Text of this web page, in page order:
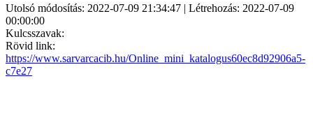
Utolsó módosítás: 2022-07-09 21:34:47 | Létrehozás: 2022-07-09
00:00:00
Kulcsszavak:
Rövid link:
https://www.sarvarcacib.hu/Online_mini_katalogus60ec8d92906a5-
c7e27